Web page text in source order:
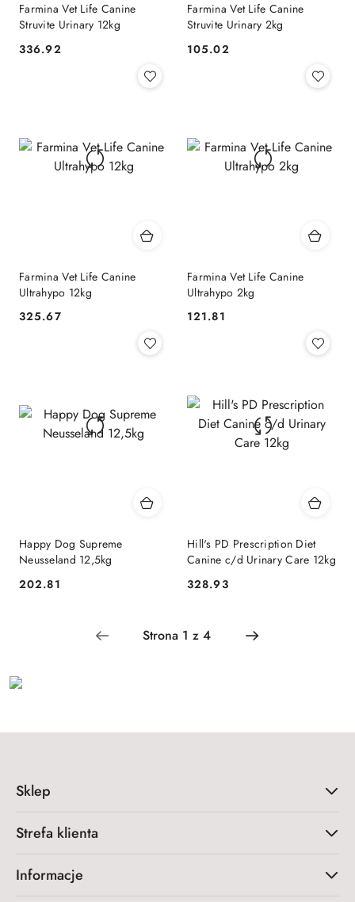
Farmina Vet Life Canine
Struvite Urinary 12kg
Cena:
336.92
Farmina Vet Life Canine
Struvite Urinary 2kg
Cena:
105.02
Farmina Vet Life Canine
Ultrahypo 12kg
Cena:
325.67
Farmina Vet Life Canine
Ultrahypo 2kg
Cena:
121.81
Happy Dog Supreme
Neusseland 12,5kg
Cena:
202.81
Hill's PD Prescription Diet
Canine c/d Urinary Care 12kg
Cena:
328.93
Sklep
Strefa klienta
Informacje